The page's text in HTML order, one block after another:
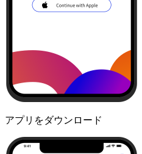
アプリをダウンロード